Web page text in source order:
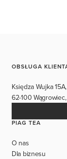
OBSŁUGA
Księdza Wujka 15A,
62-100
PIAG TEA
O nas
Dla biznesu